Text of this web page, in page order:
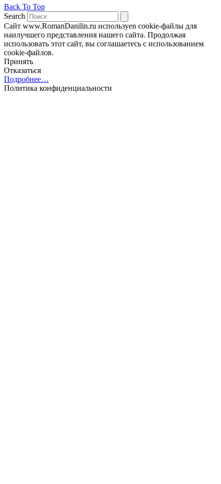
Back To Top
Search
Сайт www.RomanDanilin.ru используеn cookie-файлы для
наилучшего представления нашего сайта. Продолжая
использовать этот сайт, вы соглашаетесь с использованием
cookie-файлов.
Принять
Отказаться
Подробнее…
Политика конфиденциальности